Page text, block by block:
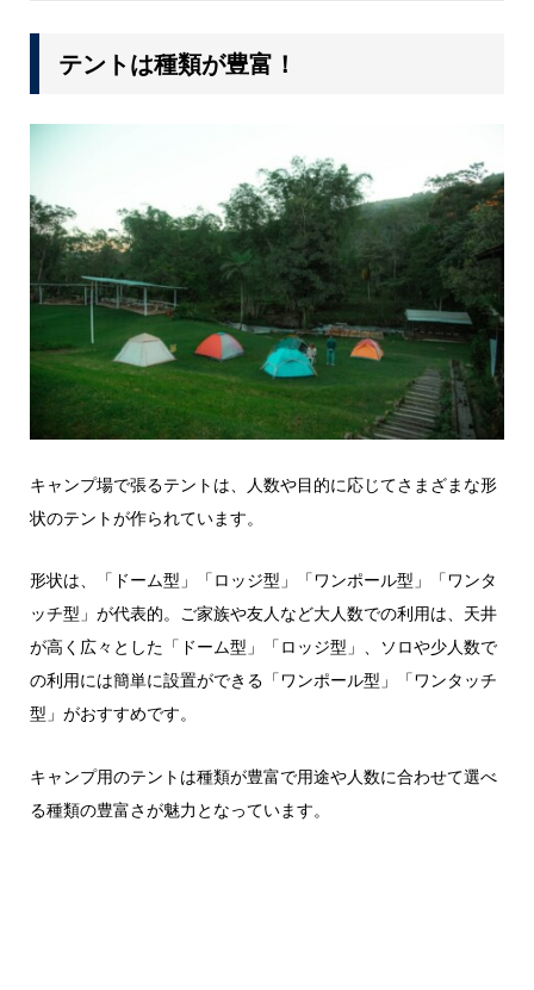
テントは種類が豊富！
キャンプ場で張るテントは、人数や目的に応じてさまざまな形
状のテントが作られています。
形状は、「ドーム型」「ロッジ型」「ワンポール型」「ワンタ
ッチ型」が代表的。ご家族や友人など大人数での利用は、天井
が高く広々とした「ドーム型」「ロッジ型」、ソロや少人数で
の利用には簡単に設置ができる「ワンポール型」「ワンタッチ
型」がおすすめです。
キャンプ用のテントは種類が豊富で用途や人数に合わせて選べ
る種類の豊富さが魅力となっています。